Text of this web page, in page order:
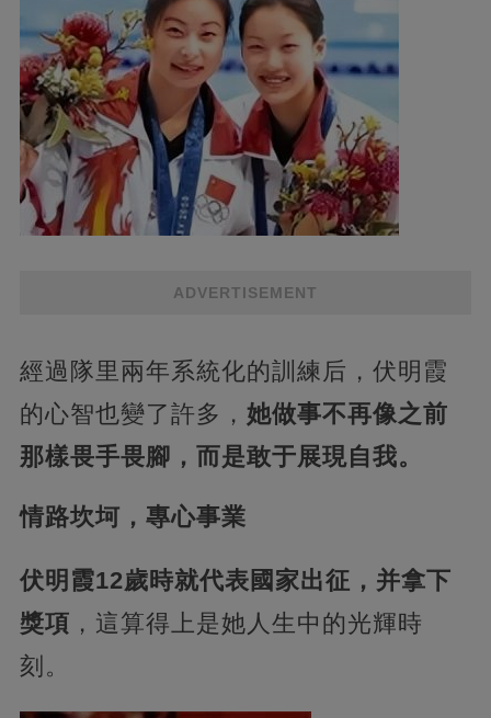
ADVERTISEMENT
經過隊里兩年系統化的訓練后，伏明霞
的心智也變了許多， 她做事不再像之前
那樣畏手畏腳，而是敢于展現自我。
情路坎坷，專心事業
伏明霞12歲時就代表國家出征，并拿下
獎項 ，這算得上是她人生中的光輝時
刻。